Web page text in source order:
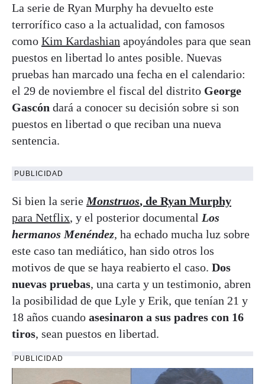
La serie de Ryan Murphy ha devuelto este
terrorífico caso a la actualidad, con famosos
como Kim Kardashian apoyándoles para que sean
puestos en libertad lo antes posible. Nuevas
pruebas han marcado una fecha en el calendario:
el 29 de noviembre el fiscal del distrito George
Gascón dará a conocer su decisión sobre si son
puestos en libertad o que reciban una nueva
sentencia.
PUBLICIDAD
Si bien la serie Monstruos, de Ryan Murphy
para Netflix, y el posterior documental Los
hermanos Menéndez, ha echado mucha luz sobre
este caso tan mediático, han sido otros los
motivos de que se haya reabierto el caso. Dos
nuevas pruebas, una carta y un testimonio, abren
la posibilidad de que Lyle y Erik, que tenían 21 y
18 años cuando asesinaron a sus padres con 16
tiros, sean puestos en libertad.
PUBLICIDAD